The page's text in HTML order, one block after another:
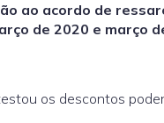
ao acordo de
de 2020 e março
os descontos